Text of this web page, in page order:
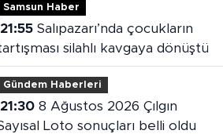
Samsun Haber
21:55Salıpazarı’nda çocukların
silahlı kavgaya dönüştü
Gündem Haberleri
21:308 Ağustos 2026 Çılgın
Loto sonuçları belli oldu